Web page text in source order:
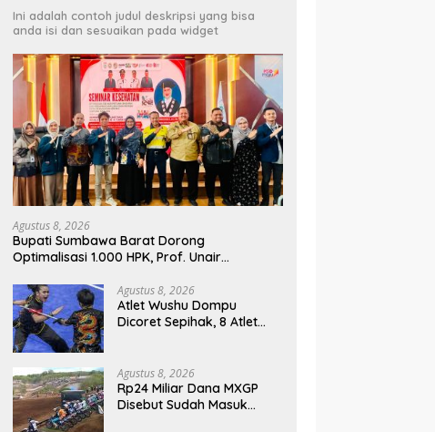
Ini adalah contoh judul deskripsi yang bisa
anda isi dan sesuaikan pada widget
Agustus 8, 2026
Bupati Sumbawa Barat Dorong
Optimalisasi 1.000 HPK, Prof. Unair
2045
Agustus 8, 2026
Atlet Wushu Dompu
Dicoret Sepihak, 8 Atlet
Porprov NTB 2026
Agustus 8, 2026
Rp24 Miliar Dana MXGP
Disebut Sudah Masuk